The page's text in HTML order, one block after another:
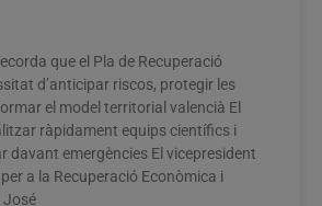
que el Pla de Recuperació
d’anticipar riscos, protegir les
el model territorial valencià El
ràpidament equips científics i
davant emergències El vicepresident
per a la Recuperació Econòmica i
José